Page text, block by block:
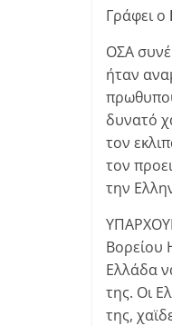
Γράφει ο
ΟΣΑ
ήταν
δυνατό
τον
τον
την
Βορείου
Ελλάδα
της. Οι
της,